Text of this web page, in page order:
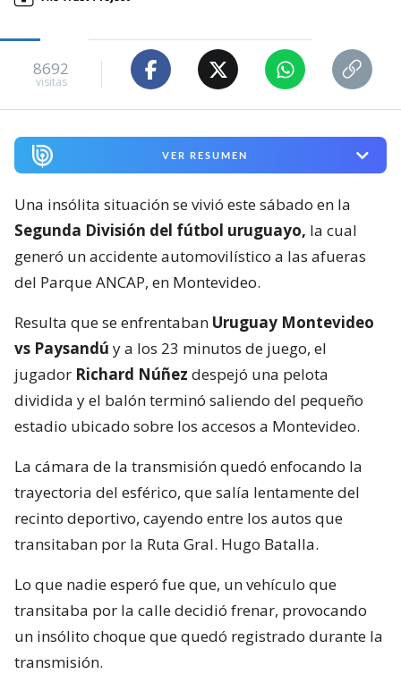
8692
visitas
VER RESUMEN
Una insólita situación se vivió este sábado en la
Segunda División del fútbol uruguayo, la cual
generó un accidente automovilístico a las afueras
del Parque ANCAP, en Montevideo.
Resulta que se enfrentaban Uruguay Montevideo
vs Paysandú y a los 23 minutos de juego, el
jugador Richard Núñez despejó una pelota
dividida y el balón terminó saliendo del pequeño
estadio ubicado sobre los accesos a Montevideo.
La cámara de la transmisión quedó enfocando la
trayectoria del esférico, que salía lentamente del
recinto deportivo, cayendo entre los autos que
transitaban por la Ruta Gral. Hugo Batalla.
Lo que nadie esperó fue que, un vehículo que
transitaba por la calle decidió frenar, provocando
un insólito choque que quedó registrado durante la
transmisión.